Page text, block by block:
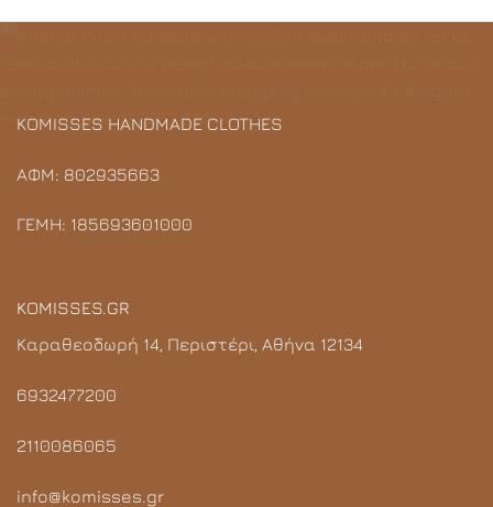
KOMISSES HANDMADE CLOTHES
ΑΦΜ: 802935663
ΓΕΜΗ: 185693601000
KOMISSES.GR
Καραθεοδωρή 14, Περιστέρι, Αθήνα 12134
6932477200
2110086065
info@komisses.gr